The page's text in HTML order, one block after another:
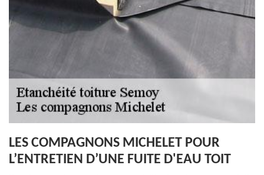
LES COMPAGNONS MICHELET POUR
L’ENTRETIEN D’UNE FUITE D'EAU TOIT